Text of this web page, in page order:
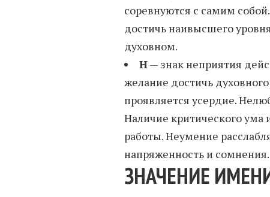
соревнуются с самим
достичь наивысшего
духовном.
Н— знак неприятия
желание достичь
проявляется усердие.
Наличие критического ума
работы. Неумение
напряженность и сомнения.
ЗНАЧЕНИЕ